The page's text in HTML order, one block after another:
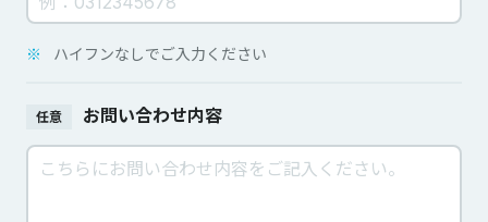
※ ハイフンなしでご入力ください
任意 お問い合わせ内容